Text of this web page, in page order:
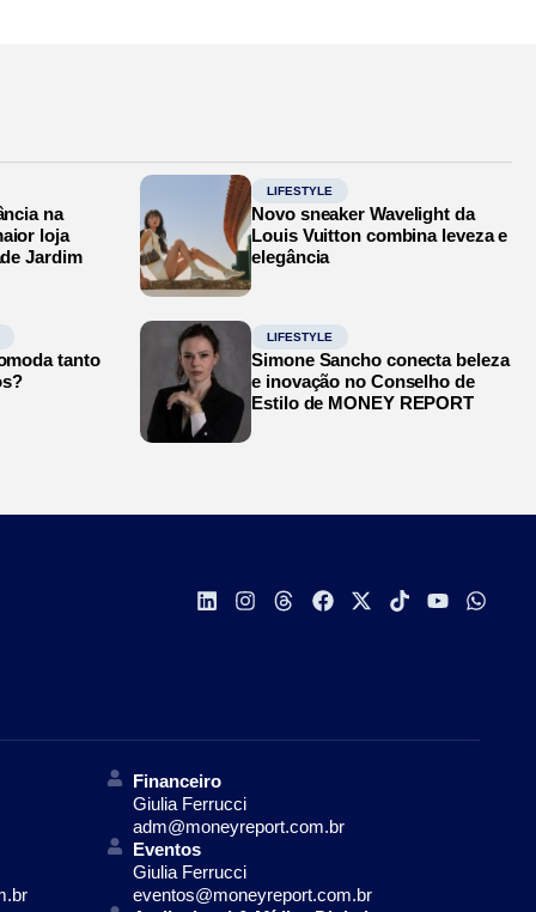
na
loja
Jardim
LIFESTYLE
Novo sneaker Wavelight da
Louis Vuitton combina leveza e
elegância
tanto
LIFESTYLE
Simone Sancho conecta beleza
e inovação no Conselho de
Estilo de MONEY REPORT
Financeiro
Giulia Ferrucci
adm@moneyreport.com.br
Eventos
Giulia Ferrucci
eventos@moneyreport.com.br